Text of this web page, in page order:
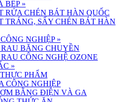
BẾP »
RỬA CHÉN BÁT HÀN QUỐC
TRÁNG, SẤY CHÉN BÁT HÀN
NGHIỆP »
BĂNG CHUYỀN
CÔNG NGHỆ OZONE
»
PHẨM
CÔNG NGHIỆP
BẰNG ĐIỆN VÀ GA